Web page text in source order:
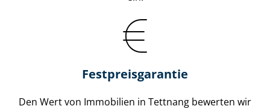
Festpreis​garantie
Den Wert von Immobilien in Tettnang bewerten wir